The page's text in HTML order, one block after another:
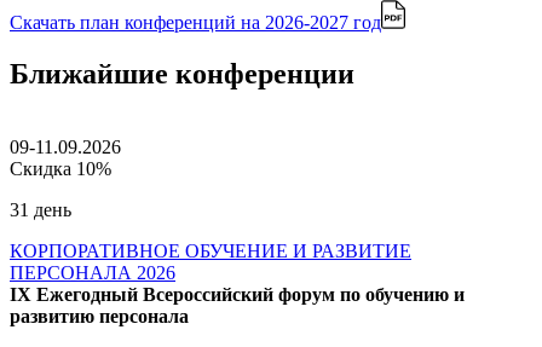
Скачать план конференций на 2026-2027 год
Ближайшие конференции
09-11.09.2026
Скидка 10%
31 день
КОРПОРАТИВНОЕ ОБУЧЕНИЕ И РАЗВИТИЕ
ПЕРСОНАЛА 2026
IX Ежегодный Всероссийский форум по обучению и
развитию персонала